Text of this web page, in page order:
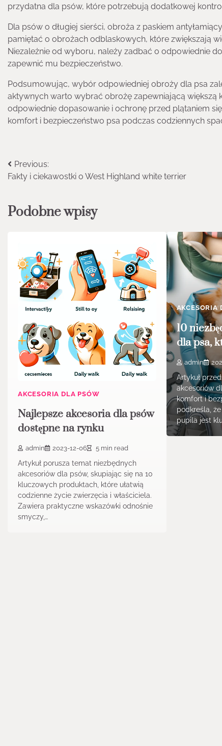
przydatna dla psów, które potrzebują dodatkowej
Dla psów o długiej sierści, obroża z paskiem
pamiętać o obrożach odblaskowych, które zwiększają
Niezależnie od wyboru, należy zadbać o odpowiednie
zapewnić mu bezpieczeństwo.
Podsumowując, wybór odpowiedniej obroży dla psa
aktywnych warto wybrać obrożę zapewniającą większą
odpowiednie dopasowanie i ochronę przed plątaniem
komfort i bezpieczeństwo psa podczas codziennych
Nawigacja
wpisu
Previous:
Fakty i ciekawostki o West Highland white terrier
Podobne wpisy
AKCESORIA DLA PSÓW
Najlepsze akcesoria dla psów
dostępne na rynku
admin 2023-12-06 5 min read
Artykuł porusza temat niezbędnych
akcesoriów dla psów, skupiając się na 10
kluczowych produktach, które ułatwią
codzienne życie zwierzęcia i właściciela.
Zawiera praktyczne wskazówki odnośnie
smyczy,…
AKCESORIA
10
dla psa,
admin
Artykuł
akcesoriów
komfort i
podkreśla,
pupila jest